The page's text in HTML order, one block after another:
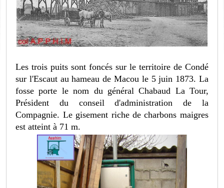
Les trois puits sont foncés sur le territoire de Condé
sur l'Escaut au hameau de Macou le 5 juin 1873. La
fosse porte le nom du général Chabaud La Tour,
Président du conseil d'administration de la
Compagnie. Le gisement riche de charbons maigres
est atteint à 71 m.